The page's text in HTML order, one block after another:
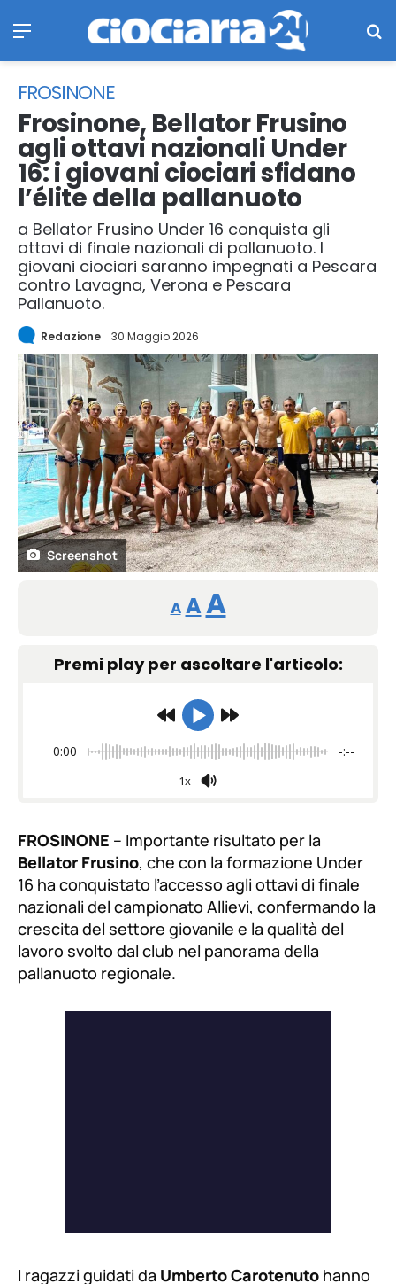
FROSINONE
Frosinone, Bellator Frusino
agli ottavi nazionali Under
16: i giovani ciociari sfidano
l’élite della pallanuoto
a Bellator Frusino Under 16 conquista gli
ottavi di finale nazionali di pallanuoto. I
giovani ciociari saranno impegnati a Pescara
contro Lavagna, Verona e Pescara
Pallanuoto.
Redazione 30 Maggio 2026
Screenshot
A
Reducir
tamaño
fuente.
A Restablecer
de
fuente
AAumentar
tamaño
fuente.
Premi play per ascoltare l'articolo:
0:00 -:--
1x
FROSINONE – Importante risultato per la
Bellator Frusino, che con la formazione Under
16 ha conquistato l’accesso agli ottavi di finale
nazionali del campionato Allievi, confermando la
crescita del settore giovanile e la qualità del
lavoro svolto dal club nel panorama della
pallanuoto regionale.
I ragazzi guidati da Umberto Carotenuto hanno